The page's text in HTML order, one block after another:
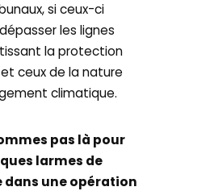
si ceux-ci
les lignes
la protection
ceux de la nature
climatique.
pas là pour
larmes de
une opération